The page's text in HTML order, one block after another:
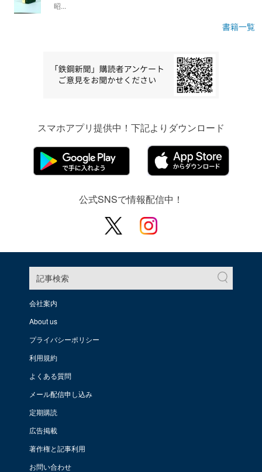
昭...
書籍一覧
スマホアプリ提供中！下記よりダウンロード
公式SNSで情報配信中！
記事検索
会社案内
About us
プライバシーポリシー
利用規約
よくある質問
メール配信申し込み
定期購読
広告掲載
著作権と記事利用
お問い合わせ